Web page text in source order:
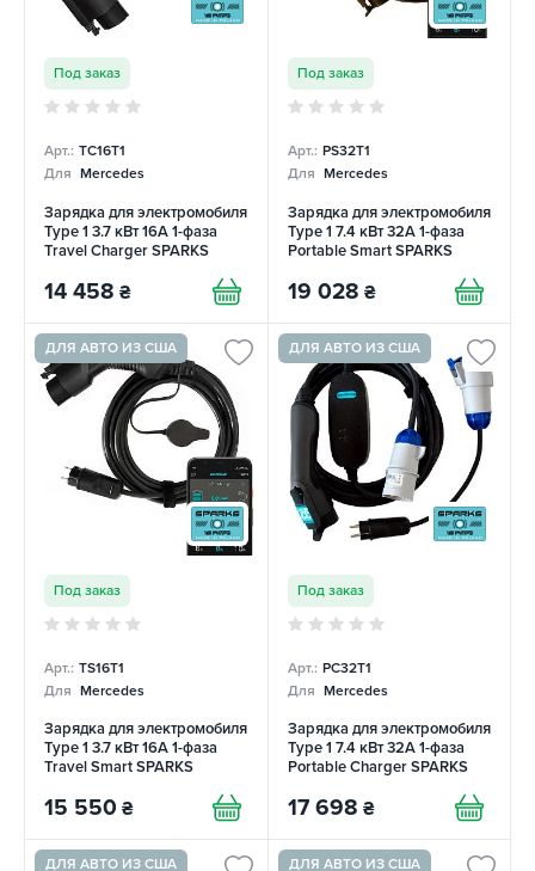
Под заказ
Арт.: TC16T1
Для Mercedes
Зарядка для электромобиля
Type 1 3.7 кВт 16А 1-фаза
Travel Charger SPARKS
14 458 ₴
Под заказ
Арт.: PS32T1
Для Mercedes
Зарядка для электромобиля
Type 1 7.4 кВт 32А 1-фаза
Portable Smart SPARKS
19 028 ₴
ДЛЯ АВТО ИЗ США
Под заказ
Арт.: TS16T1
Для Mercedes
Зарядка для электромобиля
Type 1 3.7 кВт 16А 1-фаза
Travel Smart SPARKS
15 550 ₴
ДЛЯ АВТО ИЗ США
Под заказ
Арт.: PC32T1
Для Mercedes
Зарядка для электромобиля
Type 1 7.4 кВт 32А 1-фаза
Portable Charger SPARKS
17 698 ₴
ДЛЯ АВТО ИЗ США ДЛЯ АВТО ИЗ США